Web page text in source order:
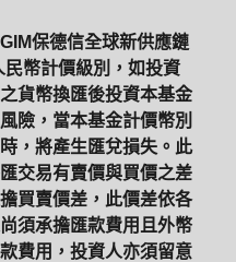
保德信全球新供應鏈
幣計價級別，如投資
貨幣換匯後投資本基金
險，當本基金計價幣別
，將產生匯兌損失。此
交易有賣價與買價之差
買賣價差，此價差依各
須承擔匯款費用且外幣
費用，投資人亦須留意